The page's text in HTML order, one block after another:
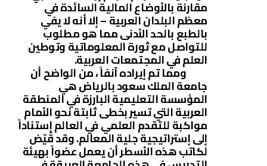
مقارنة بالأوضاع المالية السائدة في
معظم البلدان العربية – إلا أنه لا يفي
بالطبع بالحد الأدنى مما هو مطلوب
للتواصل مع ثورة المعلوماتية وتوطين
العلم في المجتمعات العربية.
ومما تم إيراده آنفاً ، من الواضح أن
جامعة الملك سعود بالرياض هي
المؤسسة التعليمية البارزة في المنطقة
العربية التي تسير بخطى ثابتة نحو الأمام
مواكبة للتقدم العلمي في العالم إستناداً
إلى إستراتيجية جلية المعالم. وقد قُيّض
لكاتب هذه الأسطر أن يعمل عضواً بهيئة